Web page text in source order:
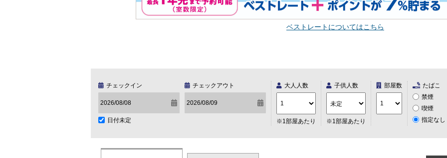
ベストレートについてはこちら
チェックイン チェックアウト
日付未定
大人人数
※1部屋あたり
子供人数
※1部屋あたり
部屋数
たばこ
禁煙
喫煙
指定なし